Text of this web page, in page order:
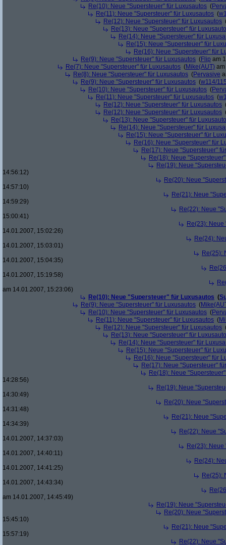
Re(10): Neue "Supersteuer" für Luxusautos (
Re(11): Neue "Supersteuer" für Luxusautos (
Re(12): Neue "Supersteuer" für Luxusautos
Re(13): Neue "Supersteuer" für
Re(14): Neue "Supersteuer" für
Re(15): Neue "Supersteuer" für
Re(16): Neue "Supersteuer" für
Re(9): Neue "Supersteuer" für Luxusautos (Flip am
Re(7): Neue "Supersteuer" für Luxusautos (Mike(AUT)
Re(8): Neue "Supersteuer" für Luxusautos (Pervasive
Re(9): Neue "Supersteuer" für Luxusautos (w114/
Re(10): Neue "Supersteuer" für Luxusautos (
Re(11): Neue "Supersteuer" für Luxusautos (
Re(12): Neue "Supersteuer" für Luxusautos
Re(12): Neue "Supersteuer" für Luxusautos
Re(13): Neue "Supersteuer" für
Re(14): Neue "Supersteuer" für
Re(15): Neue "Supersteuer" für
Re(16): Neue "Supersteuer" für
Re(17): Neue "Supersteuer"
Re(18): Neue
Re(19): Neue
14:56:12)
Re(20): Neue
14:57:10)
Re(21): Neue
14:59:29)
Re(22): Neue
15:00:41)
Re(23):
14.01.2007, 15:02:26)
Re(24):
14.01.2007, 15:03:01)
Re(25):
14.01.2007, 15:04:35)
14.01.2007, 15:19:58)
am 14.01.2007, 15:23:06)
Re(10): Neue "Supersteuer" für Luxusautos (
Re(9): Neue "Supersteuer" für Luxusautos (
Re(10): Neue "Supersteuer" für Luxusautos (
Re(11): Neue "Supersteuer" für Luxusautos (
Re(12): Neue "Supersteuer" für Luxusautos
Re(13): Neue "Supersteuer" für
Re(14): Neue "Supersteuer" für
Re(15): Neue "Supersteuer" für
Re(16): Neue "Supersteuer" für
Re(17): Neue "Supersteuer"
Re(18): Neue
14:28:56)
Re(19): Neue
14:30:49)
Re(20): Neue
14:31:48)
Re(21): Neue
14:34:39)
Re(22): Neue
14.01.2007, 14:37:03)
Re(23):
14.01.2007, 14:40:11)
Re(24):
14.01.2007, 14:41:25)
Re(25):
14.01.2007, 14:43:34)
am 14.01.2007, 14:45:49)
Re(19): Neue
Re(20): Neue
15:45:10)
Re(21): Neue
15:57:19)
Re(22): Neue